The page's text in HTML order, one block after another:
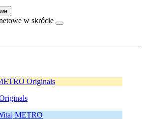
w skrócie